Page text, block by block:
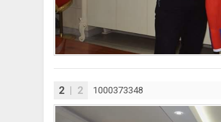
2 | 2 1000373348